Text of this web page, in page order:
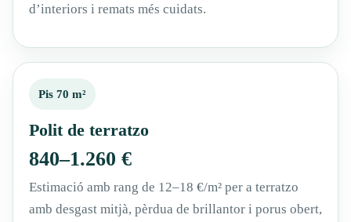
d’interiors i remats més cuidats.
Pis 70 m²
Polit de terratzo
840–1.260 €
Estimació amb rang de 12–18 €/m² per a terratzo
amb desgast mitjà, pèrdua de brillantor i porus obert,